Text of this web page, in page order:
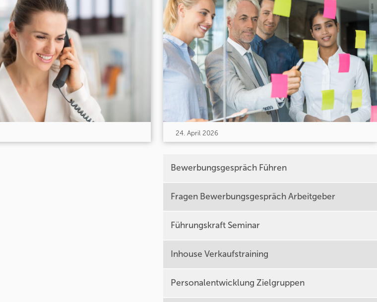
24. April 2026
Bewerbungsgespräch Führen
Fragen Bewerbungsgespräch Arbeitgeber
Führungskraft Seminar
Inhouse Verkaufstraining
Personalentwicklung Zielgruppen